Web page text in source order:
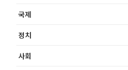
국제
정치
사회